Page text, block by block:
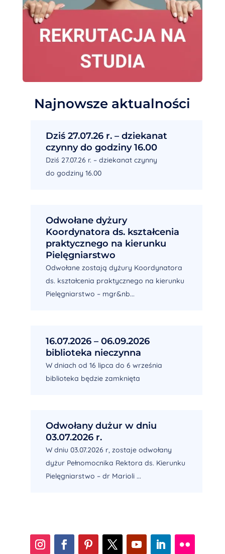
Najnowsze aktualności
Dziś 27.07.26 r. – dziekanat
czynny do godziny 16.00
Dziś 27.07.26 r. – dziekanat czynny
do godziny 16.00
Odwołane dyżury
Koordynatora ds. kształcenia
praktycznego na kierunku
Pielęgniarstwo
Odwołane zostają dyżury Koordynatora
ds. kształcenia praktycznego na kierunku
Pielęgniarstwo – mgr&nb...
16.07.2026 – 06.09.2026
biblioteka nieczynna
W dniach od 16 lipca do 6 września
biblioteka będzie zamknięta
Odwołany dużur w dniu
03.07.2026 r.
W dniu 03.07.2026 r, zostaje odwołany
dyżur Pełnomocnika Rektora ds. Kierunku
Pielęgniarstwo – dr Marioli ...